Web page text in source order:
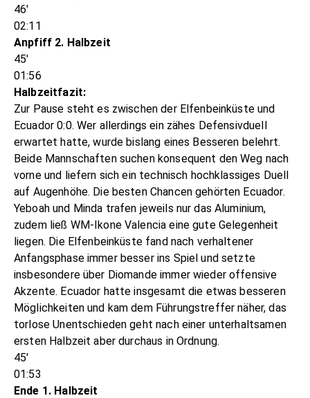
46'
02:11
Anpfiff 2. Halbzeit
45'
01:56
Halbzeitfazit:
Zur Pause steht es zwischen der Elfenbeinküste und
Ecuador 0:0. Wer allerdings ein zähes Defensivduell
erwartet hatte, wurde bislang eines Besseren belehrt.
Beide Mannschaften suchen konsequent den Weg nach
vorne und liefern sich ein technisch hochklassiges Duell
auf Augenhöhe. Die besten Chancen gehörten Ecuador.
Yeboah und Minda trafen jeweils nur das Aluminium,
zudem ließ WM-Ikone Valencia eine gute Gelegenheit
liegen. Die Elfenbeinküste fand nach verhaltener
Anfangsphase immer besser ins Spiel und setzte
insbesondere über Diomande immer wieder offensive
Akzente. Ecuador hatte insgesamt die etwas besseren
Möglichkeiten und kam dem Führungstreffer näher, das
torlose Unentschieden geht nach einer unterhaltsamen
ersten Halbzeit aber durchaus in Ordnung.
45'
01:53
Ende 1. Halbzeit